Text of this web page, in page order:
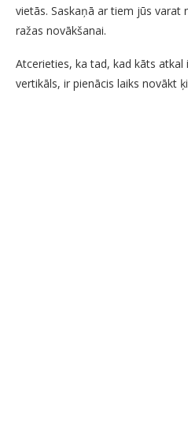
vietās. Saskaņā ar tiem jūs varat
ražas novākšanai.
Atcerieties, ka tad, kad kāts atkal
vertikāls, ir pienācis laiks novākt